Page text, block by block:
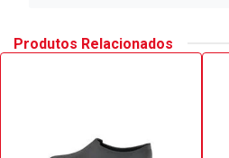
Produtos Relacionados